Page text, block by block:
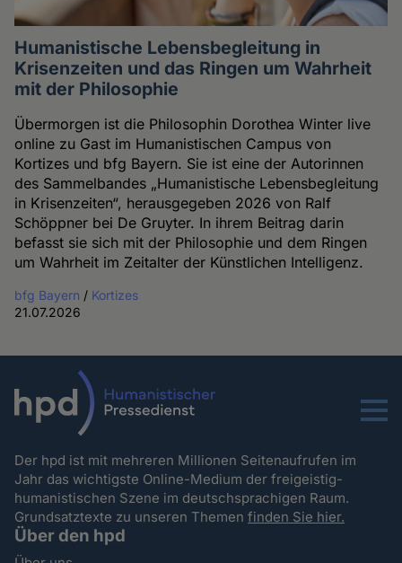
Humanistische Lebensbegleitung in
Krisenzeiten und das Ringen um Wahrheit
mit der Philosophie
Übermorgen ist die Philosophin Dorothea Winter live
online zu Gast im Humanistischen Campus von
Kortizes und bfg Bayern. Sie ist eine der Autorinnen
des Sammelbandes „Humanistische Lebensbegleitung
in Krisenzeiten“, herausgegeben 2026 von Ralf
Schöppner bei De Gruyter. In ihrem Beitrag darin
befasst sie sich mit der Philosophie und dem Ringen
um Wahrheit im Zeitalter der Künstlichen Intelligenz.
bfg Bayern / Kortizes
21.07.2026
Menu
Der hpd ist mit mehreren Millionen Seitenaufrufen im
Jahr das wichtigste Online-Medium der freigeistig-
humanistischen Szene im deutschsprachigen Raum.
Grundsatztexte zu unseren Themenfinden Sie hier.
Über den hpd